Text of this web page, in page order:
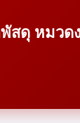
สดุ หมว